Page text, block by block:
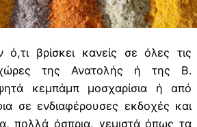
βρίσκει κανείς σε όλες τις
χώρες της Ανατολής ή της Β.
κεμπάμπ μοσχαρίσια ή από
σε ενδιαφέρουσες εκδοχές και
πολλά όσπρια, γεμιστά όπως τα